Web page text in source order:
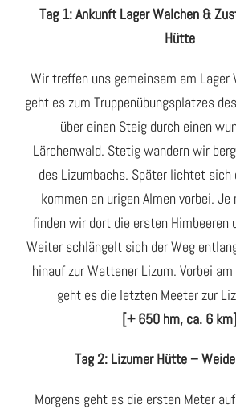
Tag 1: Ankunft Lager Walchen &
Hütte
Wir treffen uns gemeinsam am Lager
geht es zum Truppenübungsplatzes
über einen Steig durch einen
Lärchenwald. Stetig wandern wir
des Lizumbachs. Später lichtet sich
kommen an urigen Almen vorbei.
finden wir dort die ersten Himbeeren
Weiter schlängelt sich der Weg
hinauf zur Wattener Lizum. Vorbei
geht es die letzten Meeter zur
[+ 650 hm, ca. 6 km]
Tag 2: Lizumer Hütte –
Morgens geht es die ersten Meter